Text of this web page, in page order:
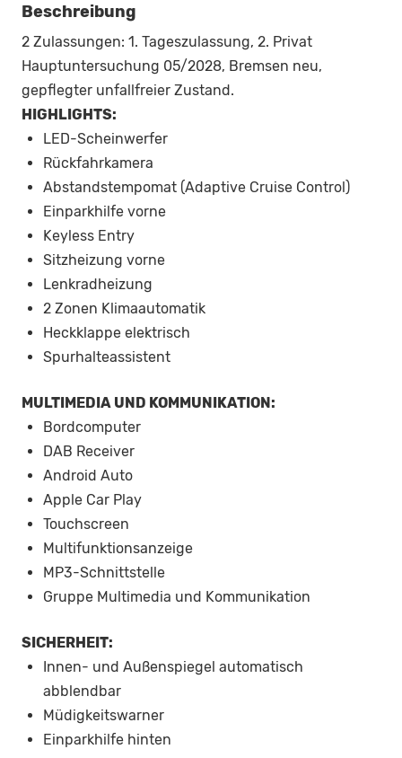
Beschreibung
2 Zulassungen: 1. Tageszulassung, 2. Privat
Hauptuntersuchung 05/2028, Bremsen neu,
gepflegter unfallfreier Zustand.
HIGHLIGHTS:
LED-Scheinwerfer
Rückfahrkamera
Abstandstempomat (Adaptive Cruise Control)
Einparkhilfe vorne
Keyless Entry
Sitzheizung vorne
Lenkradheizung
2 Zonen Klimaautomatik
Heckklappe elektrisch
Spurhalteassistent
MULTIMEDIA UND KOMMUNIKATION:
Bordcomputer
DAB Receiver
Android Auto
Apple Car Play
Touchscreen
Multifunktionsanzeige
MP3-Schnittstelle
Gruppe Multimedia und Kommunikation
SICHERHEIT:
Innen- und Außenspiegel automatisch
abblendbar
Müdigkeitswarner
Einparkhilfe hinten